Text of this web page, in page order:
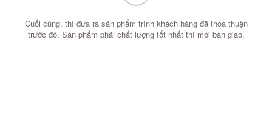
Cuối cùng, thì đưa ra sản phẩm trình khách hàng đã thỏa thuận
trước đó. Sản phẩm phải chất lượng tốt nhất thì mới bàn giao.